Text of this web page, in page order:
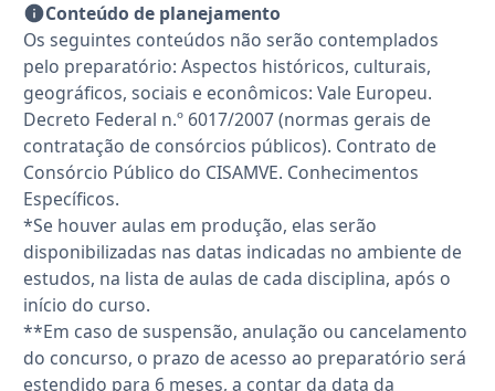
Conteúdo de planejamento
Os seguintes conteúdos não serão contemplados
pelo preparatório: Aspectos históricos, culturais,
geográficos, sociais e econômicos: Vale Europeu.
Decreto Federal n.º 6017/2007 (normas gerais de
contratação de consórcios públicos). Contrato de
Consórcio Público do CISAMVE. Conhecimentos
Específicos.
*Se houver aulas em produção, elas serão
disponibilizadas nas datas indicadas no ambiente de
estudos, na lista de aulas de cada disciplina, após o
início do curso.
**Em caso de suspensão, anulação ou cancelamento
do concurso, o prazo de acesso ao preparatório será
estendido para 6 meses, a contar da data da